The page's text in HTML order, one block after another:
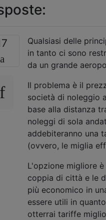
Qualsiasi delle
in tanto ci sono
da un grande
Il problema è il
società di noleggio
base alla distanza
noleggi di sola
addebiteranno una
(ovvero, le miglia
L'opzione migliore
coppia di città e le
più economico in
essere utili in
otterrai tariffe